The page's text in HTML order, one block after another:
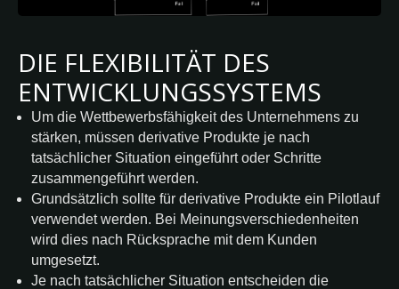
DIE FLEXIBILITÄT DES
ENTWICKLUNGSSYSTEMS
Um die Wettbewerbsfähigkeit des Unternehmens zu
stärken, müssen derivative Produkte je nach
tatsächlicher Situation eingeführt oder Schritte
zusammengeführt werden.
Grundsätzlich sollte für derivative Produkte ein Pilotlauf
verwendet werden. Bei Meinungsverschiedenheiten
wird dies nach Rücksprache mit dem Kunden
umgesetzt.
Je nach tatsächlicher Situation entscheiden die